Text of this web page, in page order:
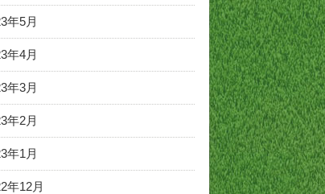
年5月
年4月
年3月
年2月
年1月
年12月